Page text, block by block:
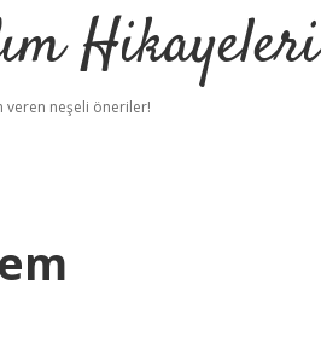
Hikayeleri
veren neşeli öneriler!